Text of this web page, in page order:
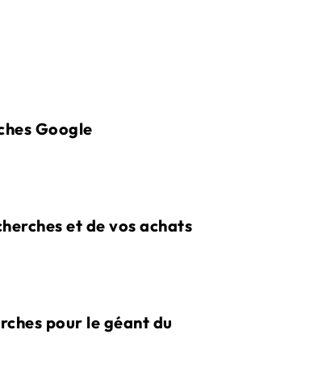
Google
et de vos achats
pour le géant du